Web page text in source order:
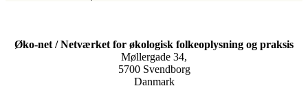
Øko-net / Netværket for økologisk folkeoplysning og praksis
Møllergade 34,
5700 Svendborg
Danmark